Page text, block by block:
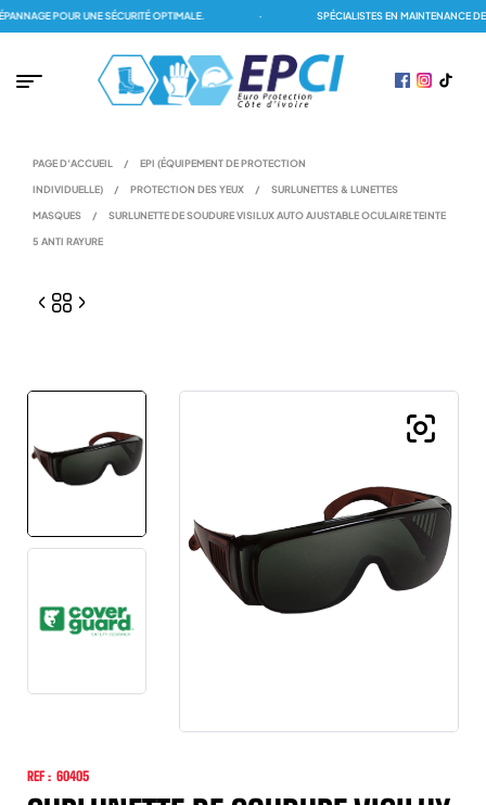
POUR UNE SÉCURITÉ OPTIMALE. SPÉCIALISTES EN MAINTENANCE DES
PAGE D'ACCUEIL / EPI (ÉQUIPEMENT DE PROTECTION
INDIVIDUELLE) / PROTECTION DES YEUX / SURLUNETTES & LUNETTES
MASQUES / SURLUNETTE DE SOUDURE VISILUX AUTO AJUSTABLE OCULAIRE TEINTE
5 ANTI RAYURE
REF : 60405